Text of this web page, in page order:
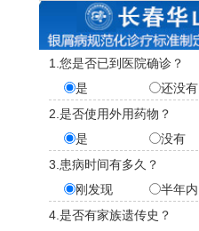
1.您是否已到医院确诊？
是
还没有
2.是否使用外用药物？
是
没有
3.患病时间有多久？
刚发现
半年内
4.是否有家族遗传史？